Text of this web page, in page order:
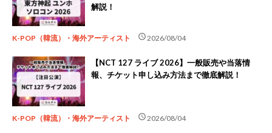
解説！
K-POP（韓流）・海外アーティスト schedule2026/08/04
【NCT 127 ライブ 2026】一般販売や当落情
報、チケット申し込み方法まで徹底解説！
K-POP（韓流）・海外アーティスト schedule2026/08/04